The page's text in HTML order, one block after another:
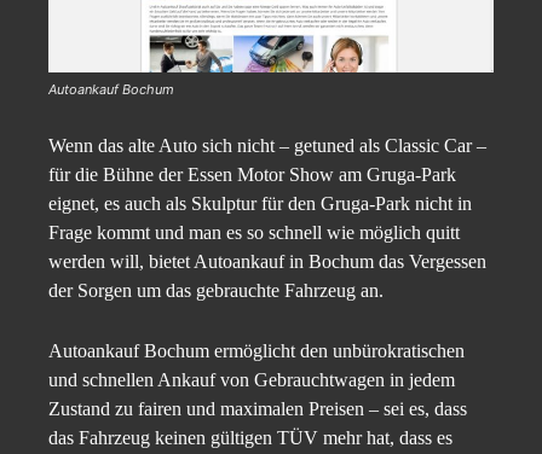
Autoankauf Bochum
Wenn das alte Auto sich nicht – getuned als Classic Car –
für die Bühne der Essen Motor Show am Gruga-Park
eignet, es auch als Skulptur für den Gruga-Park nicht in
Frage kommt und man es so schnell wie möglich quitt
werden will, bietet Autoankauf in Bochum das Vergessen
der Sorgen um das gebrauchte Fahrzeug an.
Autoankauf Bochum ermöglicht den unbürokratischen
und schnellen Ankauf von Gebrauchtwagen in jedem
Zustand zu fairen und maximalen Preisen – sei es, dass
das Fahrzeug keinen gültigen TÜV mehr hat, dass es